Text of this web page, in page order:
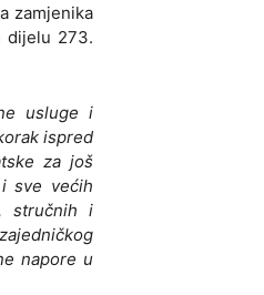
zamjenika
dijelu 273.
usluge i
ispred
za još
sve većih
stručnih i
napore u